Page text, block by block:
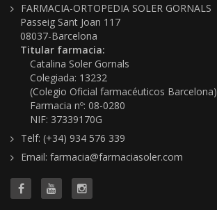
FARMACIA-ORTOPEDIA SOLER GORNALS
Passeig Sant Joan 117
08037-Barcelona
Titular farmacia:
Catalina Soler Gornals
Colegiada: 13232
(Colegio Oficial farmacéuticos Barcelona)
Farmacia nº: 08-0280
NIF: 37339170G
Telf: (+34) 934 576 339
Email: farmacia@farmaciasoler.com